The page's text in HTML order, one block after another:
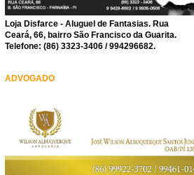
Loja Disfarce - Aluguel de Fantasias. Rua
Ceará, 66, bairro São Francisco da Guarita.
Telefone: (86) 3323-3406 / 994296682.
ADVOGADO